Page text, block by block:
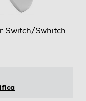
Switch/Swhitch